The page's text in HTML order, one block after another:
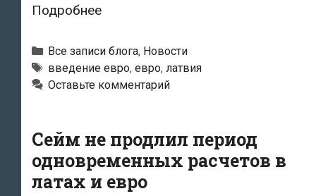
ПодробнееБанк
обещает
штрафовать
бизнесменов
евро
раньше
срока
Рубрики
Все записи блога, Новости
Тэги
введение евро, евро, латвия
Оставьте комментарий
Сейм не продлил период
одновременных расчетов в
латах и евро